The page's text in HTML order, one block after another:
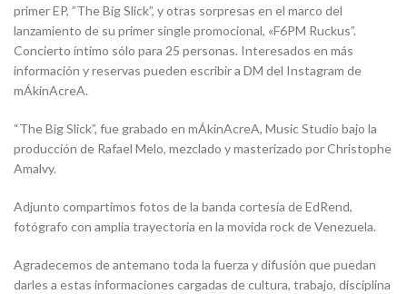
primer EP, ”The Big Slick”, y otras sorpresas en el marco del
lanzamiento de su primer single promocional, «F6PM Ruckus”.
Concierto íntimo sólo para 25 personas. Interesados en más
información y reservas pueden escribir a DM del Instagram de
mÁkinAcreA.
“The Big Slick”, fue grabado en mÁkinAcreA, Music Studio bajo la
producción de Rafael Melo, mezclado y masterizado por Christophe
Amalvy.
Adjunto compartimos fotos de la banda cortesía de EdRend,
fotógrafo con amplia trayectoria en la movida rock de Venezuela.
Agradecemos de antemano toda la fuerza y difusión que puedan
darles a estas informaciones cargadas de cultura, trabajo, disciplina